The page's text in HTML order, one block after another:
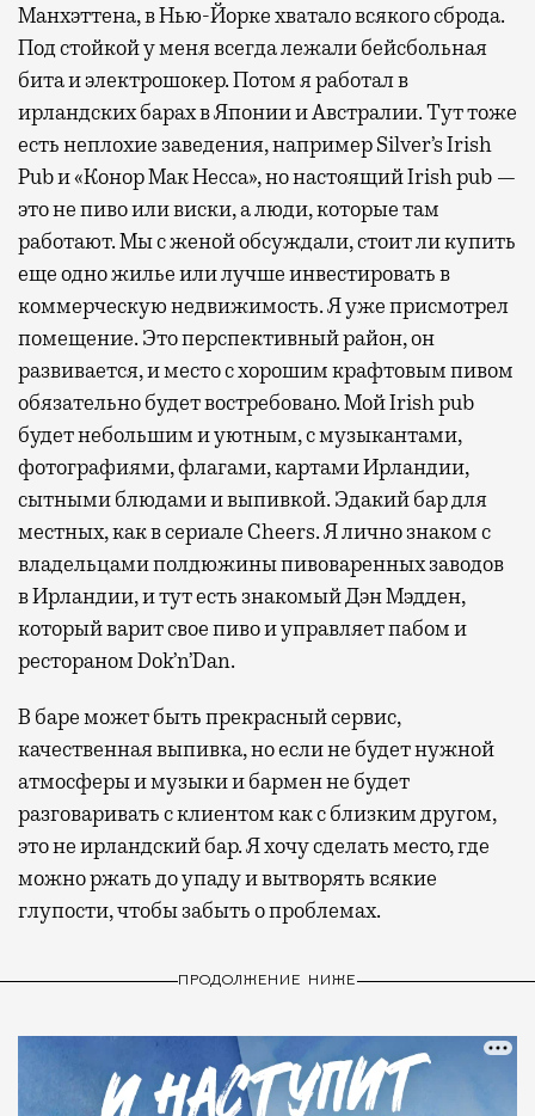
Манхэттена, в Нью-Йорке хватало всякого сброда.
Под стойкой у меня всегда лежали бейсбольная
бита и электрошокер. Потом я работал в
ирландских барах в Японии и Австралии. Тут тоже
есть неплохие заведения, например Silver’s Irish
Pub и «Конор Мак Несса», но настоящий Irish pub —
это не пиво или виски, а люди, которые там
работают. Мы с женой обсуждали, стоит ли купить
еще одно жилье или лучше инвестировать в
коммерческую недвижимость. Я уже присмотрел
помещение. Это перспективный район, он
развивается, и место с хорошим крафтовым пивом
обязательно будет востребовано. Мой Irish pub
будет небольшим и уютным, с музыкантами,
фотографиями, флагами, картами Ирландии,
сытными блюдами и выпивкой. Эдакий бар для
местных, как в сериале Cheers. Я лично знаком с
владельцами полдюжины пивоваренных заводов
в Ирландии, и тут есть знакомый Дэн Мэдден,
который варит свое пиво и управляет пабом и
рестораном Dok’n’Dan.
В баре может быть прекрасный сервис,
качественная выпивка, но если не будет нужной
атмосферы и музыки и бармен не будет
разговаривать с клиентом как с близким другом,
это не ирландский бар. Я хочу сделать место, где
можно ржать до упаду и вытворять всякие
глупости, чтобы забыть о проблемах.
ПРОДОЛЖЕНИЕ НИЖЕ